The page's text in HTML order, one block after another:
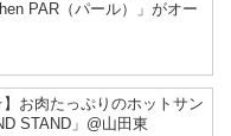
PAR（パール）」がオー
お肉たっぷりのホットサン
STAND」@山田東